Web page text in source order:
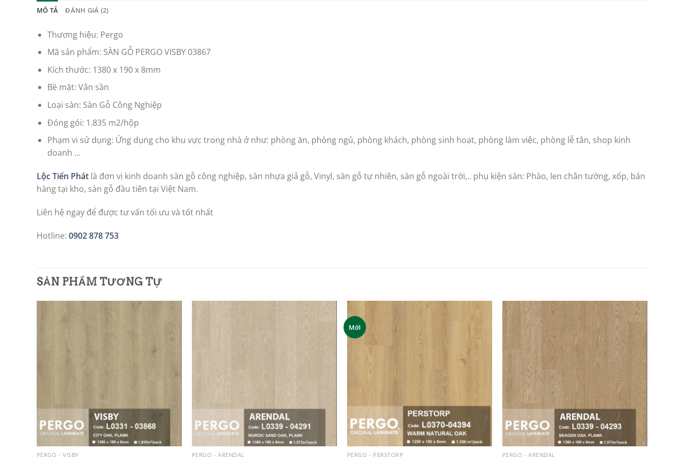
MÔ TẢ ĐÁNH GIÁ (2)
Thương hiệu: Pergo
Mã sản phẩm: SÀN GỖ PERGO VISBY 03867
Kích thước: 1380 x 190 x 8mm
Bề mặt: Vân sần
Loại sàn: Sàn Gỗ Công Nghiệp
Đóng gói: 1.835 m2/hộp
Phạm vi sử dụng: Ứng dụng cho khu vực trong nhà ở như: phòng ăn, phòng ngủ, phòng khách, phòng sinh hoạt, phòng làm việc, phòng lễ tân, shop kinh
doanh …
Lộc Tiến Phát là đơn vị kinh doanh sàn gỗ công nghiệp, sàn nhựa giả gỗ, Vinyl, sàn gỗ tự nhiên, sàn gỗ ngoài trời,.. phụ kiện sàn: Phào, len chân tường, xốp, bán
hàng tại kho, sàn gỗ đầu tiên tại Việt Nam.
Liên hệ ngay để được tư vấn tối ưu và tốt nhất
Hotline: 0902 878 753
SẢN PHẨM TƯƠNG TỰ
wishlist
PERGO - VISBY PERGO - ARENDAL
Mới
wishlist
PERGO - PERSTORP
wishlist
PERGO - ARENDAL